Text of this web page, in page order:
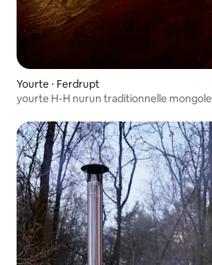
Yourte ⋅ Ferdrupt
yourte H-H nurun traditionnelle mongole